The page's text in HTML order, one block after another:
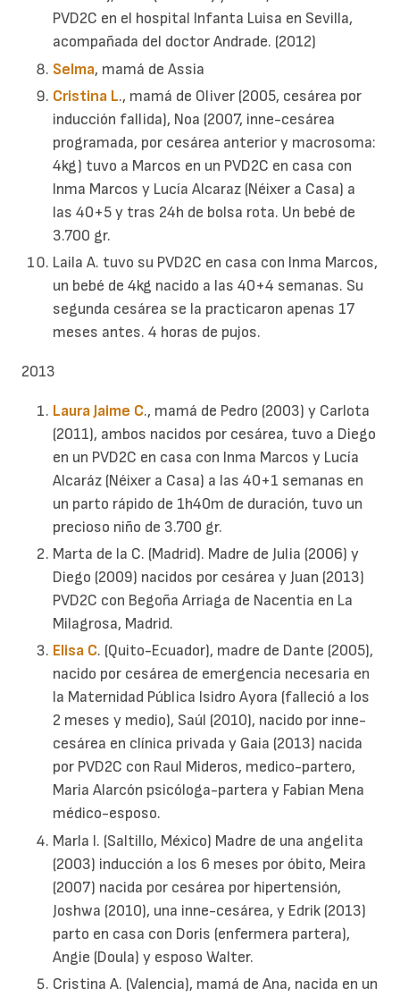
PVD2C en el hospital Infanta Luisa en Sevilla,
acompañada del doctor Andrade. (2012)
Selma, mamá de Assia
Cristina L., mamá de Oliver (2005, cesárea por
inducción fallida), Noa (2007, inne-cesárea
programada, por cesárea anterior y macrosoma:
4kg) tuvo a Marcos en un PVD2C en casa con
Inma Marcos y Lucía Alcaraz (Néixer a Casa) a
las 40+5 y tras 24h de bolsa rota. Un bebé de
3.700 gr.
Laila A. tuvo su PVD2C en casa con Inma Marcos,
un bebé de 4kg nacido a las 40+4 semanas. Su
segunda cesárea se la practicaron apenas 17
meses antes. 4 horas de pujos.
2013
Laura Jaime C., mamá de Pedro (2003) y Carlota
(2011), ambos nacidos por cesárea, tuvo a Diego
en un PVD2C en casa con Inma Marcos y Lucía
Alcaráz (Néixer a Casa) a las 40+1 semanas en
un parto rápido de 1h40m de duración, tuvo un
precioso niño de 3.700 gr.
Marta de la C. (Madrid). Madre de Julia (2006) y
Diego (2009) nacidos por cesárea y Juan (2013)
PVD2C con Begoña Arriaga de Nacentia en La
Milagrosa, Madrid.
Elisa C. (Quito-Ecuador), madre de Dante (2005),
nacido por cesárea de emergencia necesaria en
la Maternidad Pública Isidro Ayora (falleció a los
2 meses y medio), Saúl (2010), nacido por inne-
cesárea en clínica privada y Gaia (2013) nacida
por PVD2C con Raul Mideros, medico-partero,
Maria Alarcón psicóloga-partera y Fabian Mena
médico-esposo.
Marla I. (Saltillo, México) Madre de una angelita
(2003) inducción a los 6 meses por óbito, Meira
(2007) nacida por cesárea por hipertensión,
Joshwa (2010), una inne-cesárea, y Edrik (2013)
parto en casa con Doris (enfermera partera),
Angie (Doula) y esposo Walter.
Cristina A. (Valencia), mamá de Ana, nacida en un